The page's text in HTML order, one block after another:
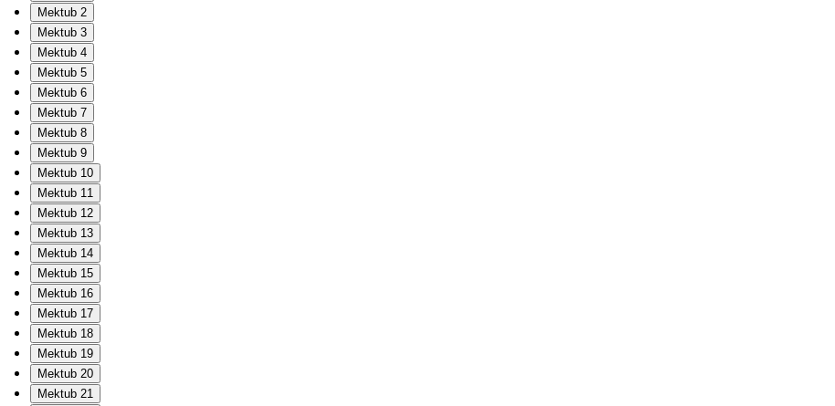
Mektub 2
Mektub 3
Mektub 4
Mektub 5
Mektub 6
Mektub 7
Mektub 8
Mektub 9
Mektub 10
Mektub 11
Mektub 12
Mektub 13
Mektub 14
Mektub 15
Mektub 16
Mektub 17
Mektub 18
Mektub 19
Mektub 20
Mektub 21